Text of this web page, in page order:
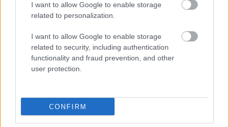
I want to allow Google to enable storage
related to personalization.
I want to allow Google to enable storage
related to security, including authentication
functionality and fraud prevention, and other
user protection.
CONFIRM
Inšpirácie
kuchyňa,kameň,biela